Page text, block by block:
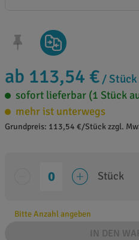
ab 113,54 € / Stück
sofort lieferbar (1 Stück
mehr ist unterwegs
Grundpreis: 113,54 €/Stück zzgl.
Stück
Bitte Anzahl angeben
IN DEN